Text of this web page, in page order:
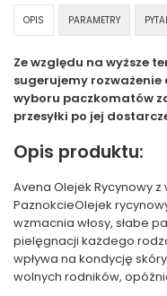
OPIS PARAMETRY
Ze względu na wyższe
sugerujemy
wyboru paczkomatów
przesyłki po jej
Opis produktu:
Avena Olejek Rycynowy z
PaznokcieOlejek
wzmacnia włosy, słabe
pielęgnacji każdego
wpływa na kondycję
wolnych rodników,